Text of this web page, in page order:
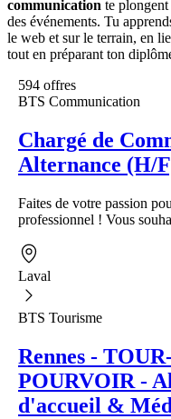
communication te plongent
des événements. Tu
le web et sur le terrain, en
tout en préparant ton
594 offres
BTS Communication
Chargé de
Alternance (H/
Faites de votre passion
professionnel ! Vous
Laval
BTS Tourisme
Rennes -
POURVOIR -
d'accueil &